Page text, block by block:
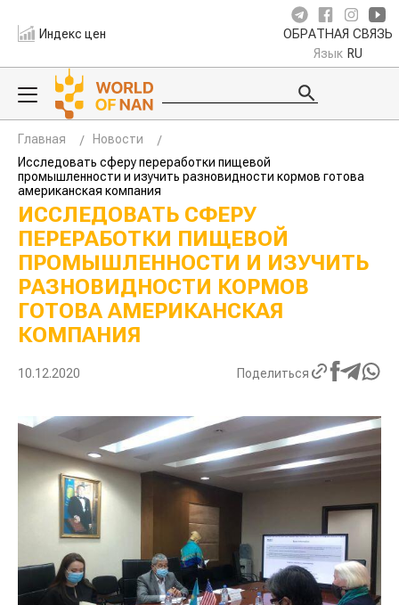
Индекс цен ОБРАТНАЯ СВЯЗЬ
Язык RU
Главная
Новости
Исследовать сферу переработки пищевой
промышленности и изучить разновидности кормов готова
американская компания
ИССЛЕДОВАТЬ СФЕРУ
ПЕРЕРАБОТКИ ПИЩЕВОЙ
ПРОМЫШЛЕННОСТИ И ИЗУЧИТЬ
РАЗНОВИДНОСТИ КОРМОВ
ГОТОВА АМЕРИКАНСКАЯ
КОМПАНИЯ
10.12.2020 Поделиться